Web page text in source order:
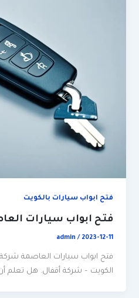
فتح ابواب سيارات بالكويت
فتح ابواب سيارات
admin/ 2023-12-11
فتح ابواب سيارات العاصمة
الكويت – شركة أقفال. هل تعلم أن أكثر